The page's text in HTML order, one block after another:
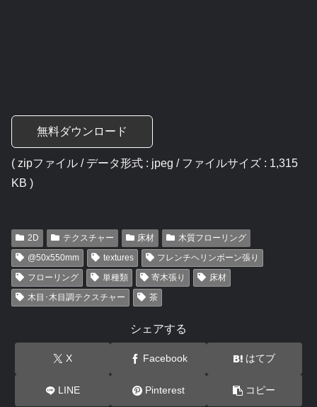
無料ダウンロード
( zipファイル / データ形式 : jpeg / ファイルサイズ : 1,315
KB )
2D テクスチャー 床材
木質フローリング
@50x550mm
textures
フレンチヘリンボーン張り
フローリング
単種類 寄木張り
床材
木目･木目調テクスチャー
茶
シェアする
X Facebook はてブ
LINE Pinterest コピー